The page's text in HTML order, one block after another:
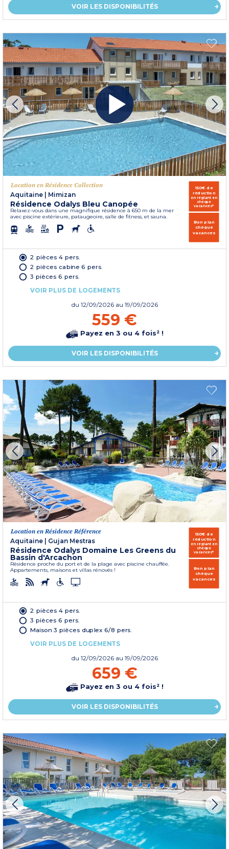
VOIR LES DISPONIBILITÉS
Location en Résidence Collection
Aquitaine | Mimizan
Résidence Odalys Bleu Canopée
Relaxez-vous dans une magnifique résidence à 650 m de la mer
avec piscine extérieure, pataugeoire, salle de fitness, et sauna.
150€ de
réduction
en réglant en
chèque
vacances*
Bon plan
chèque
vacances
2 pièces 4 pers.
2 pièces cabine 6 pers.
3 pièces 6 pers.
VOIR PLUS DE LOGEMENTS
du 12/09/2026 au 19/09/2026
559 €
Payez en 3 ou 4 fois² !
VOIR LES DISPONIBILITÉS
Location en Résidence Référence
Aquitaine | Gujan Mestras
Résidence Odalys Domaine Les Greens du
Bassin d'Arcachon
Résidence proche du port et de la plage avec piscine chauffée.
Appartements, maisons et villas rénovés !
150€ de
réduction
en réglant en
chèque
vacances*
Bon plan
chèque
vacances
2 pièces 4 pers.
3 pièces 6 pers.
Maison 3 pièces duplex 6/8 pers.
VOIR PLUS DE LOGEMENTS
du 12/09/2026 au 19/09/2026
659 €
Payez en 3 ou 4 fois² !
VOIR LES DISPONIBILITÉS